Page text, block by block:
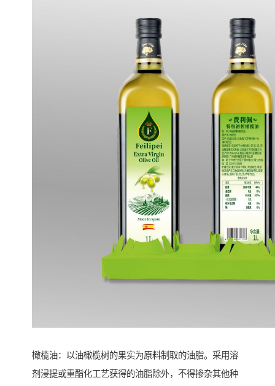
橄榄油：以油橄榄树的果实为原料制取的油脂。采用溶
剂浸提或重酯化工艺获得的油脂除外，不得掺杂其他种